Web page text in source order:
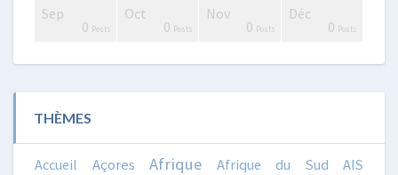
Sep
0 Posts
Oct
0 Posts
Nov
0 Posts
Déc
0 Posts
THÈMES
Accueil Açores Afrique Afrique du Sud AIS